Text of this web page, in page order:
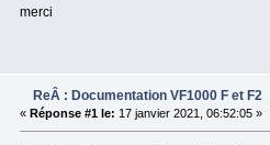
merci
ReÂ : Documentation VF1000 F et F2
« Réponse #1 le: 17 janvier 2021, 06:52:05 »